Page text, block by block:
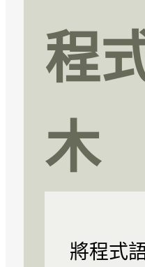
程
木
將程式